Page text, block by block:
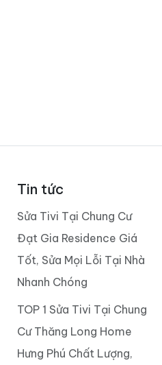
Tin tức
Sửa Tivi Tại Chung Cư
Đạt Gia Residence Giá
Tốt, Sửa Mọi Lỗi Tại Nhà
Nhanh Chóng
TOP 1 Sửa Tivi Tại Chung
Cư Thăng Long Home
Hưng Phú Chất Lượng,